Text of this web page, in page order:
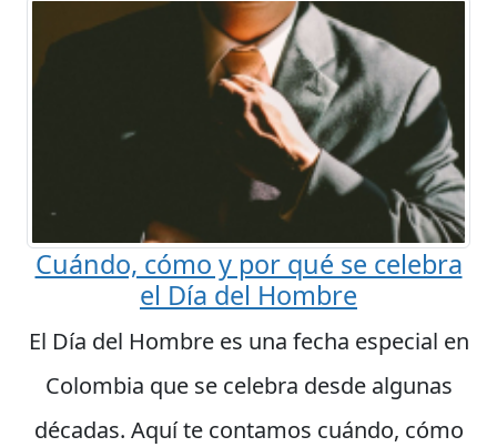
Cuándo, cómo y por qué se celebra
el Día del Hombre
El Día del Hombre es una fecha especial en
Colombia que se celebra desde algunas
décadas. Aquí te contamos cuándo, cómo